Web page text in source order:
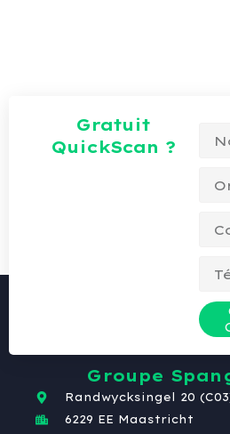
Gratuit
QuickScan ?
Groupe
Randwycksingel 20
6229 EE Maastricht